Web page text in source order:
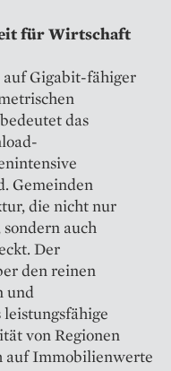
für Wirtschaft
auf Gigabit-fähiger
das
Gemeinden
die nicht nur
auch
Der
den reinen
und
von Regionen
auf Immobilienwerte